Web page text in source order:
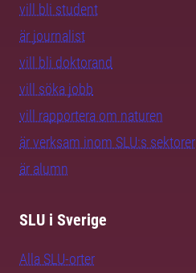
vill bli student
är journalist
vill bli doktorand
vill söka jobb
vill rapportera om naturen
är verksam inom SLU:s sektorer
är alumn
SLU i Sverige
Alla SLU-orter